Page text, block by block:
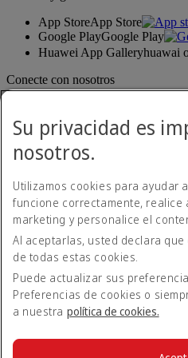
App StoreApp Store
Google PlayGoogle Play
Huawei App Galleryhuawai
Conecte con nosotros
Declaración de accesibilidad
Contacte con nosotros
Política de privacidad
Condiciones generales
Política de cookies
Ciberseguridad
Su privacidad es
nosotros.
Utilizamos cookies para ayudar
funcione correctamente, realice
marketing y personalice el
Al aceptarlas, usted declara
de todas estas cookies.
Puede actualizar sus
Preferencias de cookies o
a nuestra política de cookies.